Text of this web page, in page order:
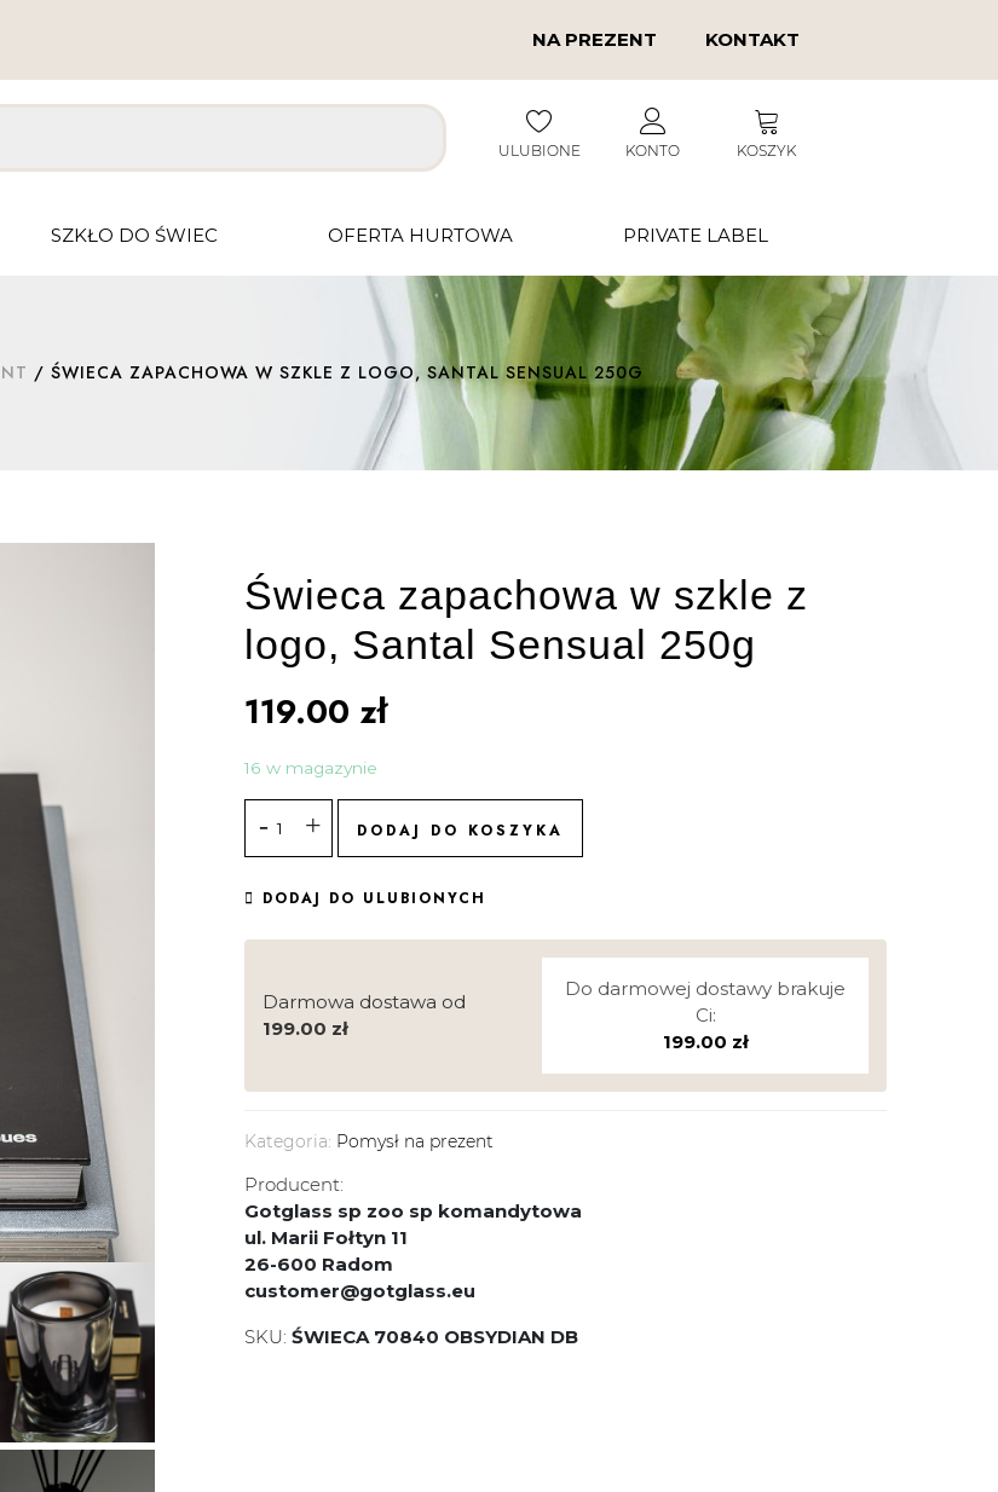
NA PREZENT KONTAKT
ULUBIONE KONTO KOSZYK
SZKŁO DO ŚWIEC OFERTA HURTOWA PRIVATE LABEL
/ ŚWIECA ZAPACHOWA W SZKLE Z LOGO, SANTAL SENSUAL 250G
Świeca zapachowa w szkle z
logo, Santal Sensual 250g
119.00 zł
16 w magazynie
DODAJ DO KOSZYKA
DODAJ DO ULUBIONYCH
Darmowa dostawa od
199.00 zł
Do darmowej dostawy brakuje
Ci:
199.00 zł
Kategoria: Pomysł na prezent
Producent:
Gotglass sp zoo sp komandytowa
ul. Marii Fołtyn 11
26-600 Radom
customer@gotglass.eu
SKU:ŚWIECA 70840 OBSYDIAN DB